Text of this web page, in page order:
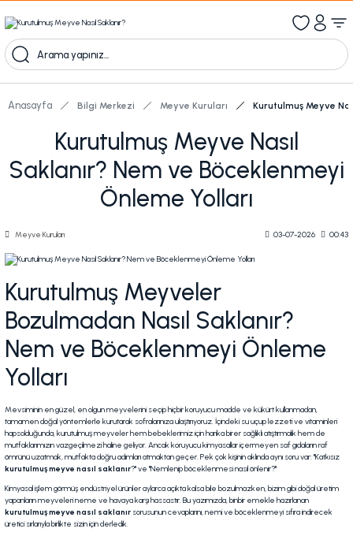
Kampanyalı Ürünleri Görüntüle
Anasayfa Bilgi Merkezi Meyve Kuruları Kurutulmuş Meyve
Kurutulmuş Meyve Nasıl
Saklanır? Nem ve Böceklenmeyi
Önleme Yolları
Meyve Kuruları 03-07-2026 00:43
Kurutulmuş Meyveler
Bozulmadan Nasıl Saklanır?
Nem ve Böceklenmeyi Önleme
Yolları
Mevsiminin en güzel, en olgun meyvelerini seçip hiçbir koruyucu madde ve kükürt kullanmadan,
tamamen doğal yöntemlerle kurutarak sofralarınıza ulaştırıyoruz. İçindeki su uçup lezzeti ve vitaminleri
hapsolduğunda, kurutulmuş meyveler hem bebeklerimiz için harika birer sağlıklı atıştırmalık hem de
mutfaklarımızın vazgeçilmezi haline geliyor. Ancak koruyucu kimyasallar içermeyen saf gıdaların raf
ömrünü uzatmak, mutfakta doğru adımları atmaktan geçer. Pek çok kişinin aklında aynı soru var: "Katkısız
kurutulmuş meyve nasıl saklanır?"ve "Nemlenip böceklenmesi nasıl önlenir?"
Kimyasal işlem görmüş endüstriyel ürünler aylarca açıkta kalsa bile bozulmazken, bizim gibi doğal üretim
yapanların meyveleri neme ve havaya karşı hassastır. Bu yazımızda, binbir emekle hazırlanan
kurutulmuş meyve nasıl saklanır sorusunun cevaplarını, nemi ve böceklenmeyi sıfıra indirecek
üretici sırlarıyla birlikte sizin için derledik.